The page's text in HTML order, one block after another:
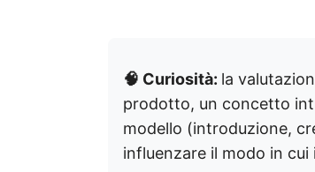
🧠 Curiosità: la
prodotto, un concetto
modello (introduzione,
influenzare il modo in